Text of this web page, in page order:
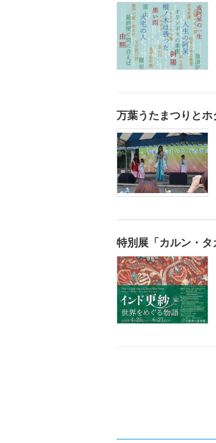
万葉うたまつりと
特別展「カルン・タ